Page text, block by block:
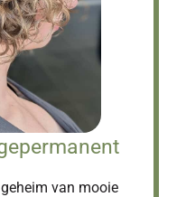
van mooie